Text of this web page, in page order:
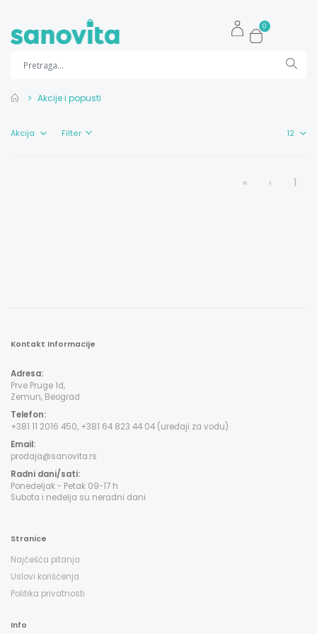
0
Akcije i popusti
Filter
« ‹ 1
Kontakt Informacije
Adresa:
Prve Pruge 1d,
Zemun, Beograd
Telefon:
+381 11 2016 450, +381 64 823 44 04 (uređaji za vodu)
Email:
prodaja@sanovita.rs
Radni dani/sati:
Ponedeljak - Petak 09-17 h
Subota i nedelja su neradni dani
Stranice
Najčešća pitanja
Uslovi korišćenja
Politika privatnosti
Info